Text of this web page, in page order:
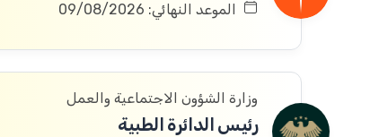
الموعد النهائي: 09/08/2026
وزارة الشؤون الاجتماعية والعمل
رئيس الدائرة الطبية